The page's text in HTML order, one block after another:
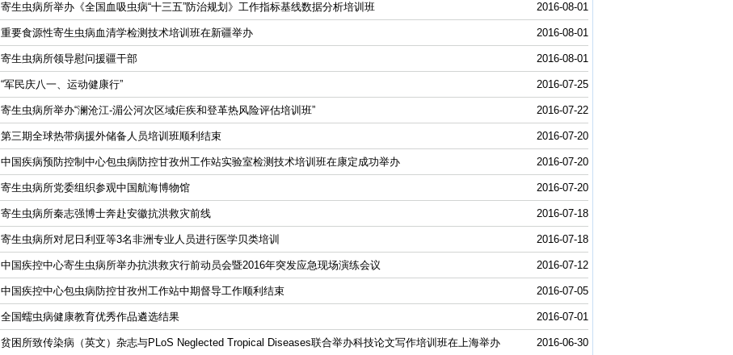
寄生虫病所举办《全国血吸虫病“十三五”防治规划》工作指标基线数据分析培训班 2016-08-01
重要食源性寄生虫病血清学检测技术培训班在新疆举办 2016-08-01
寄生虫病所领导慰问援疆干部 2016-08-01
“军民庆八一、运动健康行” 2016-07-25
寄生虫病所举办“澜沧江-湄公河次区域疟疾和登革热风险评估培训班” 2016-07-22
第三期全球热带病援外储备人员培训班顺利结束 2016-07-20
中国疾病预防控制中心包虫病防控甘孜州工作站实验室检测技术培训班在康定成功举办 2016-07-20
寄生虫病所党委组织参观中国航海博物馆 2016-07-20
寄生虫病所秦志强博士奔赴安徽抗洪救灾前线 2016-07-18
寄生虫病所对尼日利亚等3名非洲专业人员进行医学贝类培训 2016-07-18
中国疾控中心寄生虫病所举办抗洪救灾行前动员会暨2016年突发应急现场演练会议 2016-07-12
中国疾控中心包虫病防控甘孜州工作站中期督导工作顺利结束 2016-07-05
全国蠕虫病健康教育优秀作品遴选结果 2016-07-01
贫困所致传染病（英文）杂志与PLoS Neglected Tropical Diseases联合举办科技论文写作培训班在上海举办 2016-06-30